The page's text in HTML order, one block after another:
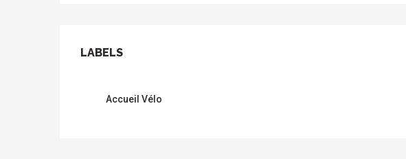
OFFRES DE PRESTATIONS
LABELS
LABELS
Accueil Vélo